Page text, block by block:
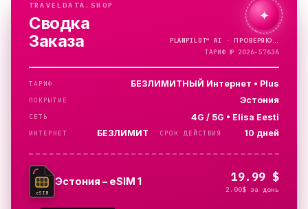
TRAVELDATA.SHOP
Сводка
Заказа
✦
PLANPILOT™AI ·
ТАРИФ № 2026-57636
ТАРИФ БЕЗЛИМИТНЫЙ Интернет • Plus
ПОКРЫТИЕ Эстония
СЕТЬ 4G / 5G • Elisa Eesti
ИНТЕРНЕТ БЕЗЛИМИТ СРОК ДЕЙСТВИЯ 10 дней
eSIM
Эстония – eSIM 1 19.99 $
2.00$ за день